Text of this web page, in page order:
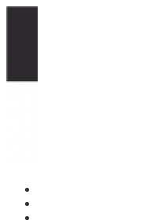
Перейти
содержимому